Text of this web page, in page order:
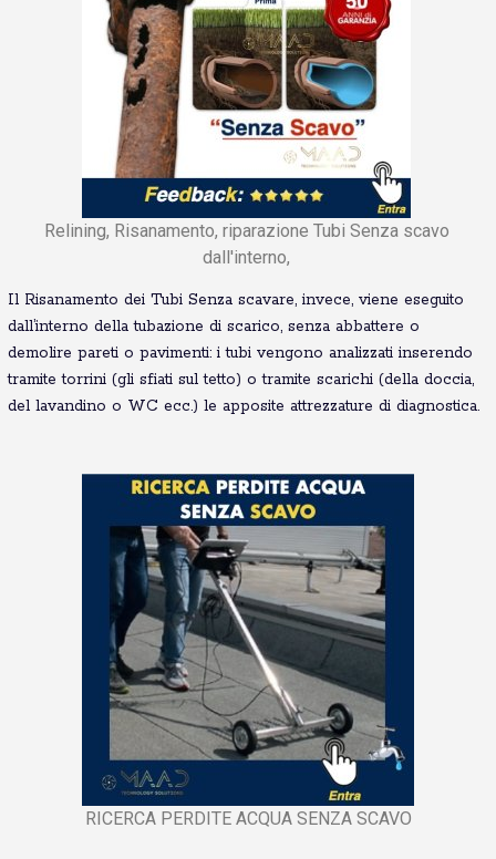
Relining, Risanamento, riparazione Tubi Senza scavo
dall'interno,
Il Risanamento dei Tubi Senza scavare, invece, viene eseguito
dall’interno della tubazione di scarico, senza abbattere o
demolire pareti o pavimenti: i tubi vengono analizzati inserendo
tramite torrini (gli sfiati sul tetto) o tramite scarichi (della doccia,
del lavandino o WC ecc.) le apposite attrezzature di diagnostica.
RICERCA PERDITE ACQUA SENZA SCAVO